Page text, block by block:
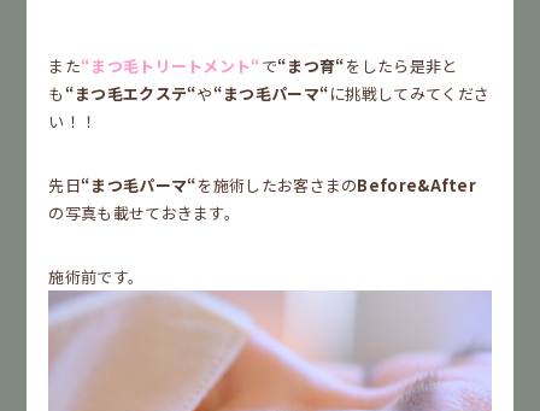
また“まつ毛トリートメント“で“まつ育“をしたら是非と
も“まつ毛エクステ“や“まつ毛パーマ“に挑戦してみてくださ
い！！
先日“まつ毛パーマ“を施術したお客さまのBefore&After
の写真も載せておきます。
施術前です。